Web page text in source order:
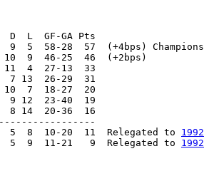
L  GF-GA Pts
9  5  58-28  57  (+4bps)
10  9  46-25  46  (+2bps)
4  27-13  33
7 13  26-29  31
10  7  18-27  20
9 12  23-40  19
14  20-36  16
8  10-20  11  Relegated to
5  9  11-21   9  Relegated to